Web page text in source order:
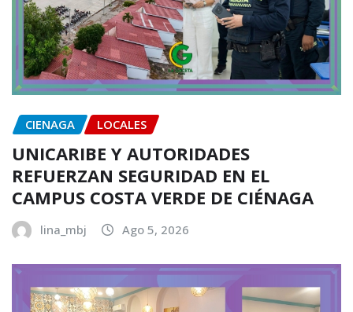
CIENAGA LOCALES
UNICARIBE Y AUTORIDADES
REFUERZAN SEGURIDAD EN EL
CAMPUS COSTA VERDE DE CIÉNAGA
lina_mbj Ago 5, 2026